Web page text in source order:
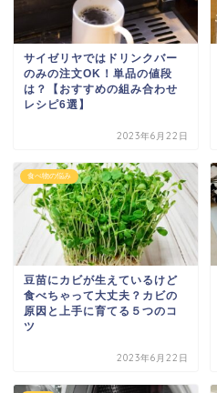
サイゼリヤではドリンクバー
のみの注文OK！単品の値段
は？【おすすめの組み合わせ
レシピ6選】
2023年6月22日
食べ物の悩み
豆苗にカビが生えているけど
食べちゃって大丈夫？カビの
原因と上手に育てる５つのコ
ツ
2023年6月22日